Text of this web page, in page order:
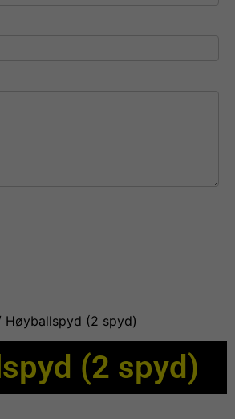
Høyballspyd (2 spyd)
(2 spyd)